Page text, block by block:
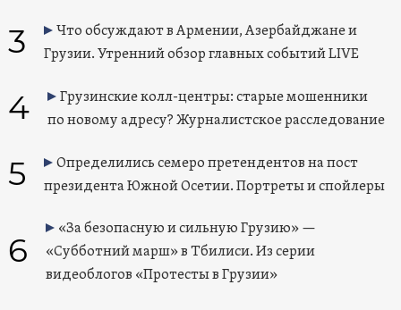
3
Что обсуждают в Армении, Азербайджане и
Грузии. Утренний обзор главных событий LIVE
4
Грузинские колл-центры: старые мошенники
по новому адресу? Журналистское расследование
5
Определились семеро претендентов на пост
президента Южной Осетии. Портреты и спойлеры
6
«За безопасную и сильную Грузию» —
«Субботний марш» в Тбилиси. Из серии
видеоблогов «Протесты в Грузии»